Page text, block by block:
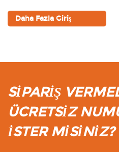
Daha Fazla Giriş
SİPARİŞ
ÜCRETSİZ
İSTER MİSİNİZ?